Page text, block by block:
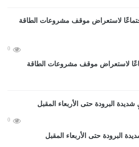
0
لاستعراض موقف مشروعات الطاقة
0